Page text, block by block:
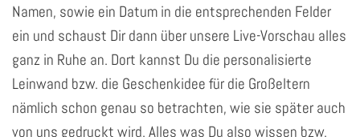
Namen, sowie ein Datum in die entsprechenden Felder
ein und schaust Dir dann über unsere Live-Vorschau alles
ganz in Ruhe an. Dort kannst Du die personalisierte
Leinwand bzw. die Geschenkidee für die Großeltern
nämlich schon genau so betrachten, wie sie später auch
von uns gedruckt wird. Alles was Du also wissen bzw.